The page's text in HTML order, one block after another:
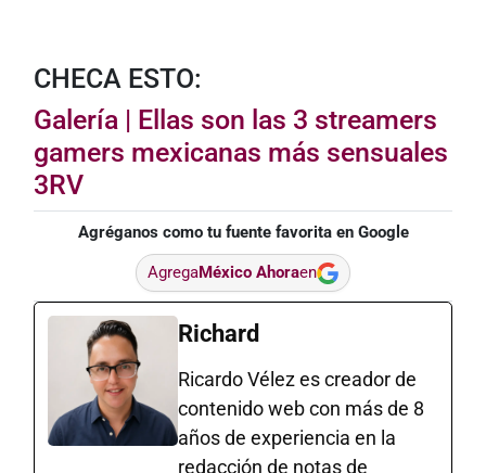
CHECA ESTO:
Galería | Ellas son las 3 streamers
gamers mexicanas más sensuales
3RV
Agréganos como tu fuente favorita en Google
AgregaMéxico Ahoraen
Richard
Ricardo Vélez es creador de
contenido web con más de 8
años de experiencia en la
redacción de notas de